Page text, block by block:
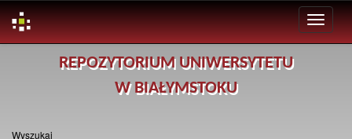
REPOZYTORIUM UNIWERSYTETU
W BIAŁYMSTOKU
Wyszukaj